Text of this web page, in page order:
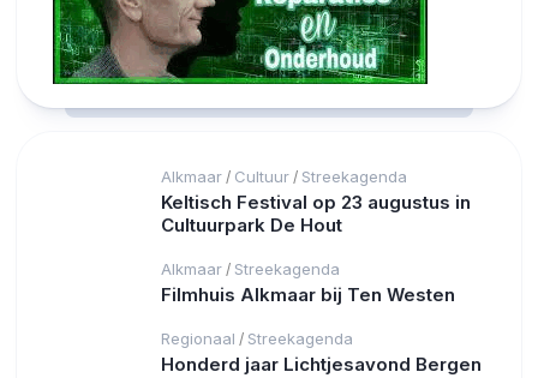
Alkmaar / Cultuur / Streekagenda
Keltisch Festival op 23 augustus in
Cultuurpark De Hout
Alkmaar / Streekagenda
Filmhuis Alkmaar bij Ten Westen
Regionaal / Streekagenda
Honderd jaar Lichtjesavond Bergen